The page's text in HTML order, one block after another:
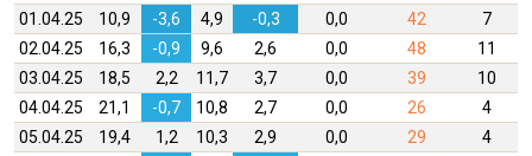
01.04.25 10,9 -3,6 4,9 -0,3 0,0 42 7
02.04.25
16,3 -0,9 9,6 2,6 0,0 48 11
03.04.25
18,5 2,2 11,7 3,7 0,0 39
10
04.04.25
21,1 -0,7 10,8 2,7 0,0 26 4
05.04.25
19,4 1,2 10,3 2,9 0,0 29 4